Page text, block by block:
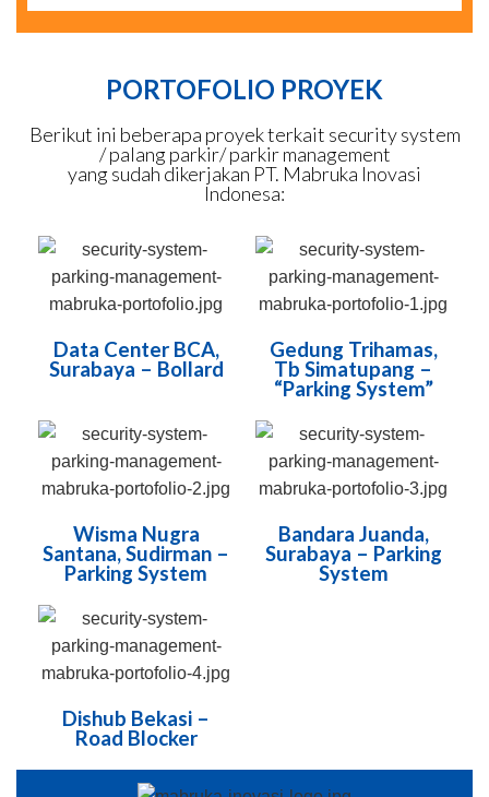
PORTOFOLIO PROYEK
Berikut ini beberapa proyek terkait security system
/ palang parkir/ parkir management
yang sudah dikerjakan PT. Mabruka Inovasi
Indonesa:
Data Center BCA,
Surabaya – Bollard
Gedung Trihamas,
Tb Simatupang –
“Parking System”
Wisma Nugra
Santana, Sudirman –
Parking System
Bandara Juanda,
Surabaya – Parking
System
Dishub Bekasi –
Road Blocker